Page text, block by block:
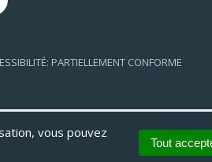
vous pouvez
Tout
vers
Youtube PARTIELLEMENT CONFORME